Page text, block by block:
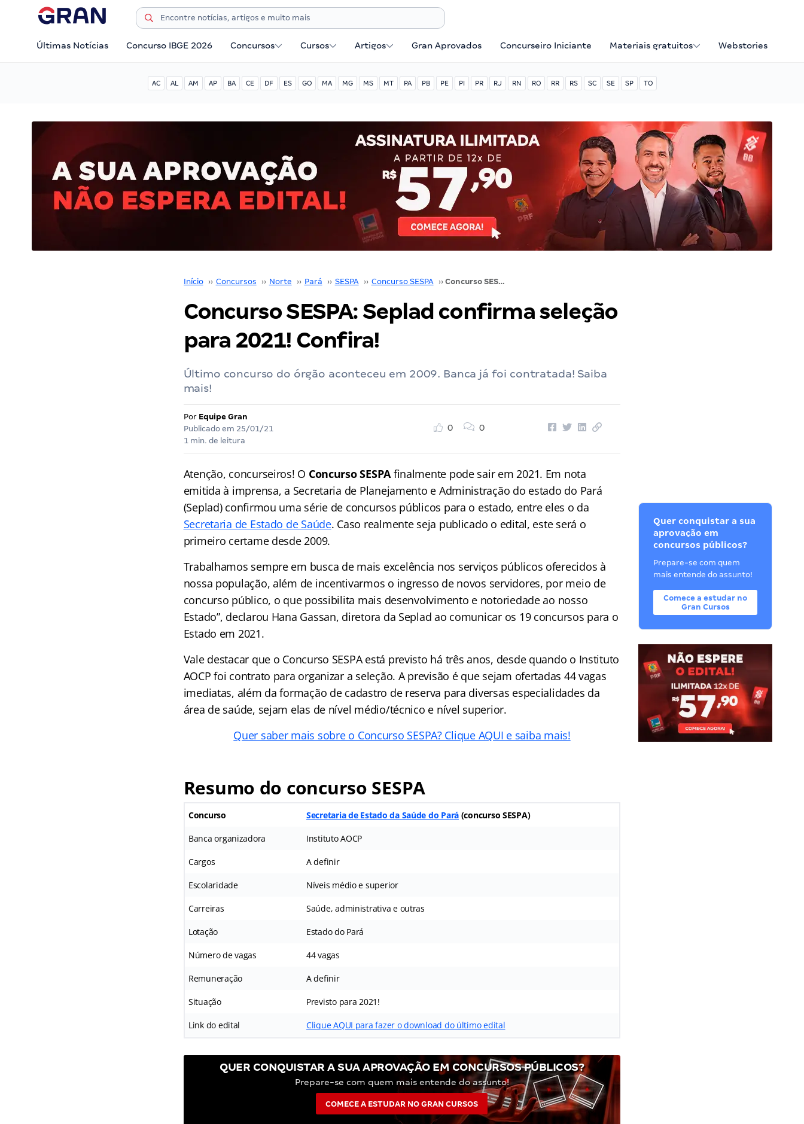
Últimas Notícias Concurso IBGE 2026 Concursos Cursos Artigos Gran Aprovados Concurseiro Iniciante Materiais gratuitos Webstories
AC AL AM AP BA CE DF ES GO MA MG MS MT PA PB PE PI PR RJ RN RO RR RS SC SE SP TO
Início ›› Concursos ›› Norte ›› Pará ›› SESPA ›› Concurso SESPA ›› Concurso SESPA: Seplad confirma seleção para 2021! Confira!
Concurso SESPA: Seplad confirma seleção
para 2021! Confira!
Último concurso do órgão aconteceu em 2009. Banca já foi contratada! Saiba
mais!
Por Equipe Gran
Publicado em 25/01/21
1 min. de leitura
0 0
Atenção, concurseiros! O Concurso SESPAfinalmente pode sair em 2021. Em nota
emitida à imprensa, a Secretaria de Planejamento e Administração do estado do Pará
(Seplad) confirmou uma série de concursos públicos para o estado, entre eles o da
Secretaria de Estado de Saúde. Caso realmente seja publicado o edital, este será o
primeiro certame desde 2009.
Trabalhamos sempre em busca de mais excelência nos serviços públicos oferecidos à
nossa população, além de incentivarmos o ingresso de novos servidores, por meio de
concurso público, o que possibilita mais desenvolvimento e notoriedade ao nosso
Estado”, declarou Hana Gassan, diretora da Seplad ao comunicar os 19 concursos para o
Estado em 2021.
Vale destacar que o Concurso SESPA está previsto há três anos, desde quando o Instituto
AOCP foi contrato para organizar a seleção. A previsão é que sejam ofertadas 44 vagas
imediatas, além da formação de cadastro de reserva para diversas especialidades da
área de saúde, sejam elas de nível médio/técnico e nível superior.
Quer saber mais sobre o Concurso SESPA? Clique AQUI e saiba mais!
Resumo do concurso SESPA
Concurso Secretaria de Estado da Saúde do Pará (concurso SESPA)
Banca organizadora Instituto AOCP
Cargos A definir
Escolaridade Níveis médio e superior
Carreiras Saúde, administrativa e outras
Lotação Estado do Pará
Número de vagas 44 vagas
Remuneração A definir
Situação Previsto para 2021!
Link do edital Clique AQUI para fazer o download do último edital
QUER CONQUISTAR A SUA APROVAÇÃO EM CONCURSOS PÚBLICOS?
Prepare-se com quem mais entende do assunto!
COMECE A ESTUDAR NO GRAN CURSOS
Quer conquistar a sua
aprovação em
concursos públicos?
Prepare-se com quem
mais entende do assunto!
Comece a estudar no
Gran Cursos